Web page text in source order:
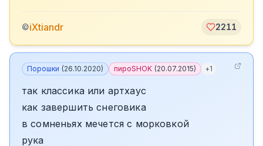
©iXtiandr 2211
Порошки (26.10.2020) пироSHOK (20.07.2015) +1
так классика или артхаус
как завершить снеговика
в сомненьях мечется с морковкой
рука